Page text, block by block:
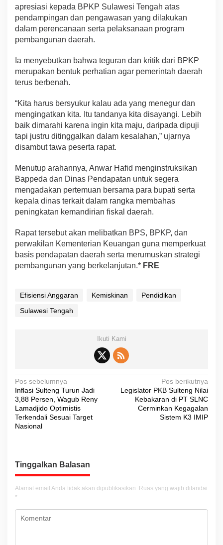
apresiasi kepada BPKP Sulawesi Tengah atas
pendampingan dan pengawasan yang dilakukan
dalam perencanaan serta pelaksanaan program
pembangunan daerah.
Ia menyebutkan bahwa teguran dan kritik dari BPKP
merupakan bentuk perhatian agar pemerintah daerah
terus berbenah.
“Kita harus bersyukur kalau ada yang menegur dan
mengingatkan kita. Itu tandanya kita disayangi. Lebih
baik dimarahi karena ingin kita maju, daripada dipuji
tapi justru ditinggalkan dalam kesalahan,” ujarnya
disambut tawa peserta rapat.
Menutup arahannya, Anwar Hafid menginstruksikan
Bappeda dan Dinas Pendapatan untuk segera
mengadakan pertemuan bersama para bupati serta
kepala dinas terkait dalam rangka membahas
peningkatan kemandirian fiskal daerah.
Rapat tersebut akan melibatkan BPS, BPKP, dan
perwakilan Kementerian Keuangan guna memperkuat
basis pendapatan daerah serta merumuskan strategi
pembangunan yang berkelanjutan.* FRE
Efisiensi Anggaran Kemiskinan
Pendidikan
Sulawesi Tengah
Ikuti Kami
N
a
v
i
s
i
p
o
s
Pos sebelumnya
Inflasi Sulteng Turun Jadi
3,88 Persen, Wagub Reny
Lamadjido Optimistis
Terkendali Sesuai Target
Nasional
Pos berikutnya
Legislator PKB Sulteng Nilai
Kebakaran di PT SLNC
Cerminkan Kegagalan
Sistem K3 IMIP
Tinggalkan Balasan
Alamat email Anda tidak akan dipublikasikan. Ruas yang wajib ditandai
*